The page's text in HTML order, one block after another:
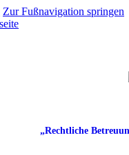
Zur Fußnavigation springen
„Rechtliche